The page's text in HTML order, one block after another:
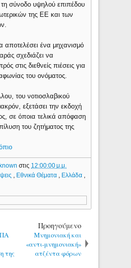
σύνοδο υψηλού επιπέδου
της ΕΕ και των
αποτελέσει ένα μηχανισμό
σχεδιάζει να
στις διεθνείς πιέσεις για
του ονόματος.
του νοτιοσλαβικού
εξετάσει την εκδοχή
σε όποια τελικά απόφαση
του ζητήματος της
στις 12:00:00 μ.μ.
, Εθνικά Θέματα , Ελλάδα ,
της
Προηγούμενο
Μνημονιακή και
«αντι-μνημονιακή»
ατζέντα φόρων